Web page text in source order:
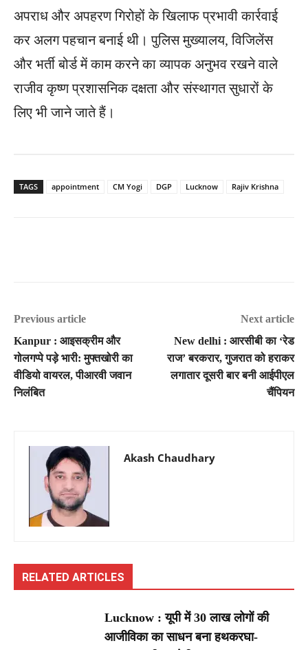
अपराध और अपहरण गिरोहों के खिलाफ प्रभावी कार्रवाई
कर अलग पहचान बनाई थी। पुलिस मुख्यालय, विजिलेंस
और भर्ती बोर्ड में काम करने का व्यापक अनुभव रखने वाले
राजीव कृष्ण प्रशासनिक दक्षता और संस्थागत सुधारों के
लिए भी जाने जाते हैं।
TAGS appointment CM Yogi DGP Lucknow Rajiv Krishna
Previous article
Kanpur : आइसक्रीम और
गोलगप्पे पड़े भारी: मुफ्तखोरी का
वीडियो वायरल, पीआरवी जवान
निलंबित
Next article
New delhi : आरसीबी का ‘रेड
राज’ बरकरार, गुजरात को हराकर
लगातार दूसरी बार बनी आईपीएल
चैंपियन
Akash Chaudhary
RELATED ARTICLES
Lucknow : यूपी में 30 लाख लोगों की
आजीविका का साधन बना हथकरघा-